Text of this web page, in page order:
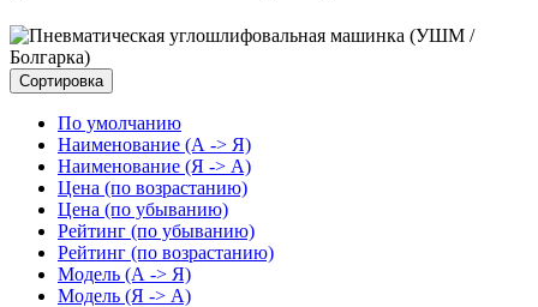
Сортировка
По умолчанию
Наименование (А -> Я)
Наименование (Я -> А)
Цена (по возрастанию)
Цена (по убыванию)
Рейтинг (по убыванию)
Рейтинг (по возрастанию)
Модель (А -> Я)
Модель (Я -> А)